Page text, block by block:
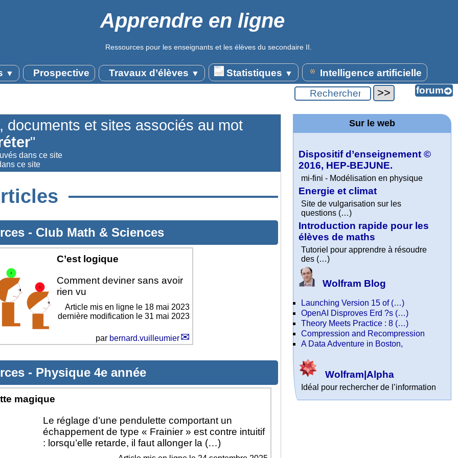
Apprendre en ligne
Ressources pour les enseignants et les élèves du secondaire II.
▼ Prospective Travaux d’élèves ▼ Statistiques ▼ Intelligence artificielle
documents et sites associés au mot
"
dans ce site
ce site
- Club Math & Sciences
C’est logique
Comment deviner sans avoir
rien vu
Article mis en ligne le 18 mai 2023
dernière modification le 31 mai 2023
par bernard.vuilleumier
- Physique 4e année
magique
Le réglage d’une pendulette comportant un
échappement de type « Frainier » est contre intuitif
: lorsqu’elle retarde, il faut allonger la (…)
Sur le web
Dispositif d’enseignement ©
2016, HEP-BEJUNE.
mi-fini - Modélisation en physique
Energie et climat
Site de vulgarisation sur les
questions (…)
Introduction rapide pour les
élèves de maths
Tutoriel pour apprendre à résoudre
des (…)
Wolfram Blog
Launching Version 15 of (…)
OpenAI Disproves Erd ?s (…)
Theory Meets Practice : 8 (…)
Compression and Recompression
A Data Adventure in Boston,
Wolfram|Alpha
Idéal pour rechercher de l’information